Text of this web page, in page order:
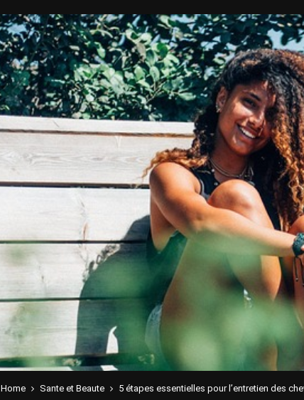
Home Sante et Beaute 5 étapes essentielles pour l’entretien des